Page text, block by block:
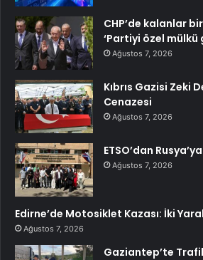
CHP’de kalanlar
‘Partiyi özel
Ağustos 7, 2026
Kıbrıs Gazisi Zeki
Cenazesi
Ağustos 7, 2026
ETSO’dan
Ağustos 7, 2026
Edirne’de Motosiklet Kazası: İki
Ağustos 7, 2026
Gaziantep’te